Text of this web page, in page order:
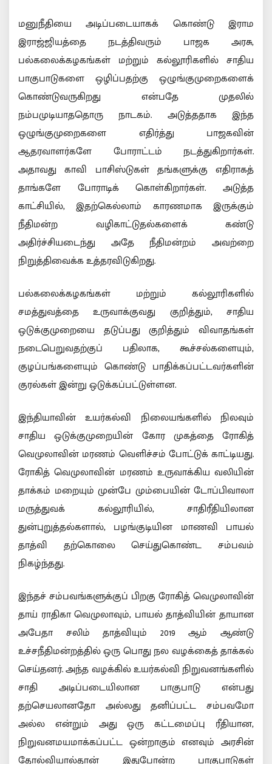
மனுநீதியை அடிப்படையாகக் கொண்டு இராம
இராஜ்ஜியத்தை நடத்திவரும் பாஜக அரசு,
பல்கலைக்கழகங்கள் மற்றும் கல்லூரிகளில் சாதிய
பாகுபாடுகளை ஒழிப்பதற்கு ஒழுங்குமுறைகளைக்
கொண்டுவருகிறது என்பதே முதலில்
நம்பமுடியாததொரு நாடகம். அடுத்ததாக இந்த
ஒழுங்குமுறைகளை எதிர்த்து பாஜகவின்
ஆதரவாளர்களே போராட்டம் நடத்துகிறார்கள்.
அதாவது காவி பாசிஸ்டுகள் தங்களுக்கு எதிராகத்
தாங்களே போராடிக் கொள்கிறார்கள். அடுத்த
காட்சியில், இதற்கெல்லாம் காரணமாக இருக்கும்
நீதிமன்ற வழிகாட்டுதல்களைக் கண்டு
அதிர்ச்சியடைந்து அதே நீதிமன்றம் அவற்றை
நிறுத்திவைக்க உத்தரவிடுகிறது.
பல்கலைக்கழகங்கள் மற்றும் கல்லூரிகளில்
சமத்துவத்தை உருவாக்குவது குறித்தும், சாதிய
ஒடுக்குமுறையை தடுப்பது குறித்தும் விவாதங்கள்
நடைபெறுவதற்குப் பதிலாக, கூச்சல்களையும்,
குழப்பங்களையும் கொண்டு பாதிக்கப்பட்டவர்களின்
குரல்கள் இன்று ஒடுக்கப்பட்டுள்ளன.
இந்தியாவின் உயர்கல்வி நிலையங்களில் நிலவும்
சாதிய ஒடுக்குமுறையின் கோர முகத்தை ரோகித்
வெமுலாவின் மரணம் வெளிச்சம் போட்டுக் காட்டியது.
ரோகித் வெமுலாவின் மரணம் உருவாக்கிய வலியின்
தாக்கம் மறையும் முன்பே மும்பையின் டோப்பிவாலா
மருத்துவக் கல்லூரியில், சாதிரீதியிலான
துன்புறுத்தல்களால், பழங்குடியின மாணவி பாயல்
தாத்வி தற்கொலை செய்துகொண்ட சம்பவம்
நிகழ்ந்தது.
இந்தச் சம்பவங்களுக்குப் பிறகு ரோகித் வெமுலாவின்
தாய் ராதிகா வெமுலாவும், பாயல் தாத்வியின் தாயான
அபேதா சலிம் தாத்வியும் 2019 ஆம் ஆண்டு
உச்சநீதிமன்றத்தில் ஒரு பொது நல வழக்கைத் தாக்கல்
செய்தனர். அந்த வழக்கில் உயர்கல்வி நிறுவனங்களில்
சாதி அடிப்படையிலான பாகுபாடு என்பது
தற்செயலானதோ அல்லது தனிப்பட்ட சம்பவமோ
அல்ல என்றும் அது ஒரு கட்டமைப்பு ரீதியான,
நிறுவனமயமாக்கப்பட்ட ஒன்றாகும் எனவும் அரசின்
தோல்வியால்தான் இதுபோன்ற பாகுபாடுகள்